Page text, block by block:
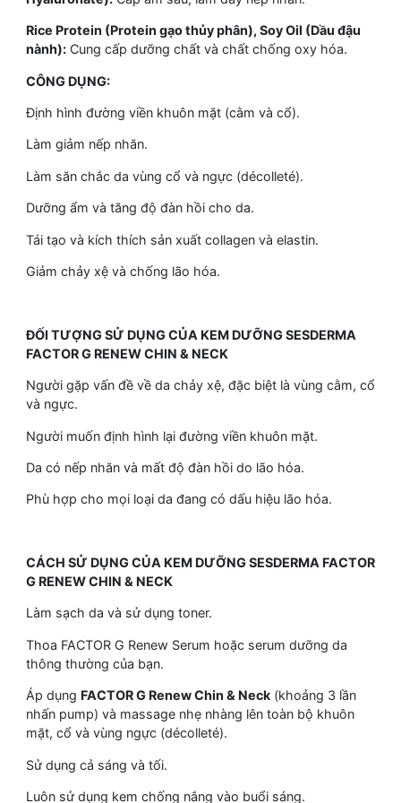
Rice Protein (Protein gạo thủy phân), Soy Oil (Dầu đậu
nành): Cung cấp dưỡng chất và chất chống oxy hóa.
CÔNG DỤNG:
Định hình đường viền khuôn mặt (cằm và cổ).
Làm giảm nếp nhăn.
Làm săn chắc da vùng cổ và ngực (décolleté).
Dưỡng ẩm và tăng độ đàn hồi cho da.
Tái tạo và kích thích sản xuất collagen và elastin.
Giảm chảy xệ và chống lão hóa.
ĐỐI TƯỢNG SỬ DỤNG CỦA KEM DƯỠNG SESDERMA
FACTOR G RENEW CHIN & NECK
Người gặp vấn đề về da chảy xệ, đặc biệt là vùng cằm, cổ
và ngực.
Người muốn định hình lại đường viền khuôn mặt.
Da có nếp nhăn và mất độ đàn hồi do lão hóa.
Phù hợp cho mọi loại da đang có dấu hiệu lão hóa.
CÁCH SỬ DỤNG CỦA KEM DƯỠNG SESDERMA FACTOR
G RENEW CHIN & NECK
Làm sạch da và sử dụng toner.
Thoa FACTOR G Renew Serum hoặc serum dưỡng da
thông thường của bạn.
Áp dụng FACTOR G Renew Chin & Neck (khoảng 3 lần
nhấn pump) và massage nhẹ nhàng lên toàn bộ khuôn
mặt, cổ và vùng ngực (décolleté).
Sử dụng cả sáng và tối.
Luôn sử dụng kem chống nắng vào buổi sáng.